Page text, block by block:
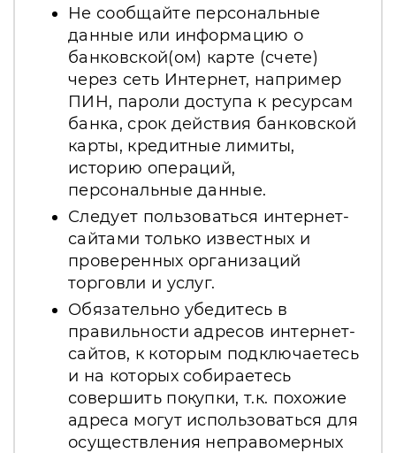
Не сообщайте персональные
данные или информацию о
банковской(ом) карте (счете)
через сеть Интернет, например
ПИН, пароли доступа к ресурсам
банка, срок действия банковской
карты, кредитные лимиты,
историю операций,
персональные данные.
Следует пользоваться интернет-
сайтами только известных и
проверенных организаций
торговли и услуг.
Обязательно убедитесь в
правильности адресов интернет-
сайтов, к которым подключаетесь
и на которых собираетесь
совершить покупки, т.к. похожие
адреса могут использоваться для
осуществления неправомерных